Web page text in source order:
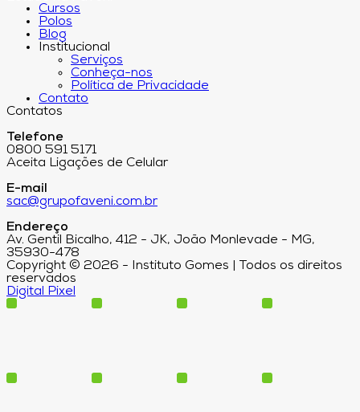
Cursos
Polos
Blog
Institucional
Serviços
Conheça-nos
Política de Privacidade
Contato
Contatos
Telefone
0800 591 5171
Aceita Ligações de Celular
E-mail
sac@grupofaveni.com.br
Endereço
Av. Gentil Bicalho, 412 - JK, João Monlevade - MG,
35930-478
Copyright © 2026 - Instituto Gomes | Todos os direitos
reservados
Digital Pixel